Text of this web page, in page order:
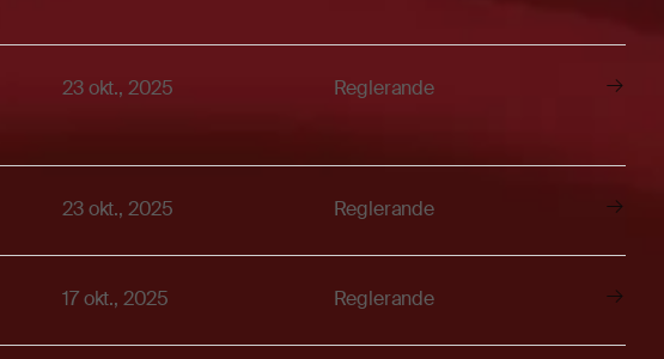
23 okt., 2025 Reglerande
23 okt., 2025 Reglerande
17 okt., 2025 Reglerande